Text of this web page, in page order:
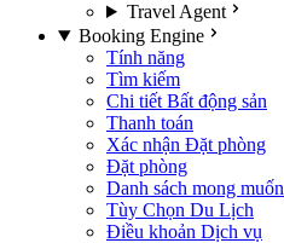
Travel Agent
Booking Engine
Tính năng
Tìm kiếm
Chi tiết Bất động sản
Thanh toán
Xác nhận Đặt phòng
Đặt phòng
Danh sách mong muốn
Tùy Chọn Du Lịch
Điều khoản Dịch vụ